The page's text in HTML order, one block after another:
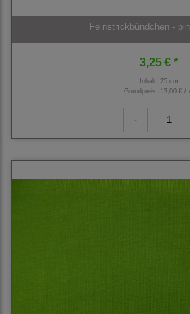
Feinstrickbündchen -
3,25 € *
Inhalt: 25 cm
Grundpreis: 13,00 € /